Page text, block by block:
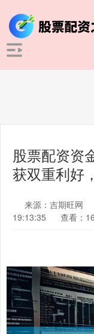
股票配资资
获双重利好
来源：吉期旺网
19:13:35
查看：